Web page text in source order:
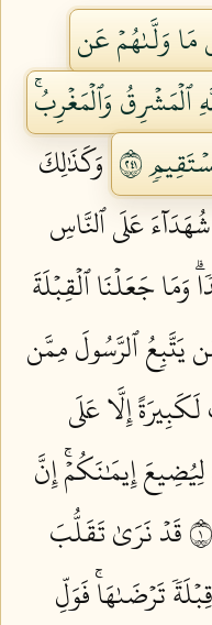
مَا وَلَّىٰهُمۡ عَن
ٱلۡمَشۡرِقُ وَٱلۡمَغۡرِبُۚ
١٤٢
وَكَذَٰلِكَ
عَلَى ٱلنَّاسِ
جَعَلۡنَا ٱلۡقِبۡلَةَ
يَتَّبِعُ ٱلرَّسُولَ مِمَّن
إِلَّا عَلَى
لِيُضِيعَ إِيمَٰنَكُمۡۚ إِنَّ
قَدۡ نَرَىٰ تَقَلُّبَ
تَرۡضَىٰهَاۚ فَوَلِّ